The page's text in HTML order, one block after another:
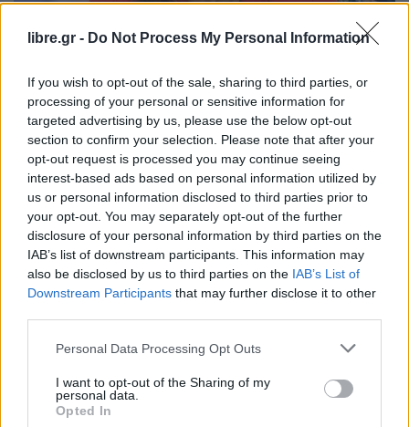
libre.gr - Do Not Process My Personal Information
If you wish to opt-out of the sale, sharing to third parties, or
processing of your personal or sensitive information for
targeted advertising by us, please use the below opt-out
section to confirm your selection. Please note that after your
opt-out request is processed you may continue seeing
interest-based ads based on personal information utilized by
us or personal information disclosed to third parties prior to
your opt-out. You may separately opt-out of the further
disclosure of your personal information by third parties on the
IAB’s list of downstream participants. This information may
also be disclosed by us to third parties on the IAB’s List of
Downstream Participants that may further disclose it to other
Personal Data Processing Opt Outs
I want to opt-out of the Sharing of my
personal data.
Opted In
ΠΟΛΙΤΙΚΉ
Μπακογιάννη για νίκη Τραμπ: Όχι απλά
“καμπανάκι” αλλά “καμπαναριό” για
Η Συντακτική ομάδα του Libre
6 Νοεμβρίου, 2024
Τη νίκη του Ντόναλντ Τραμπ στις αμερικανικές
Ρεπουμπλικανού στον Λευκό Οίκο σχολίασε
μιλώντας στο ραδιόφωνο του ΣΚΑΪ, η βουλευτής
της ΝΔ, Ντόρα Μπακογιάννη. «Για να είμαι τελείως
ειλικρινής, το έβλεπα να έρχεται. Και το έβλεπα να